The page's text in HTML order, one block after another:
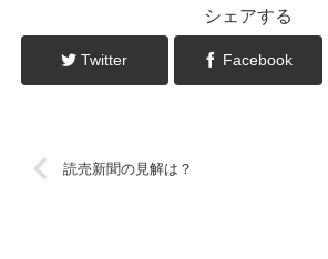
シェアする
Twitter Facebook
読売新聞の見解は？